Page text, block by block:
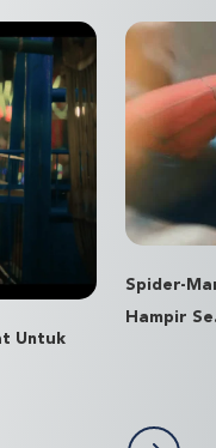
Untuk
Spider-
Hampir